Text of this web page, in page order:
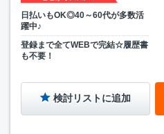
日払いもOK◎40～60代が多数活
躍中♪
登録まで全てWEBで完結☆履歴書
も不要！
検討リストに追加